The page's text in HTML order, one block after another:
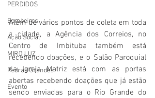
PERDIDOS
Bombeiros
Ação Social
MIRO LUZ
Pedras Grandes
Evento
Além de vários pontos de coleta em toda
a cidade, a Agência dos Correios, no
Centro de Imbituba também está
recebendo doações, e o Salão Paroquial
da Igreja Matriz está com as portas
abertas recebendo doações que já estão
sendo enviadas para o Rio Grande do